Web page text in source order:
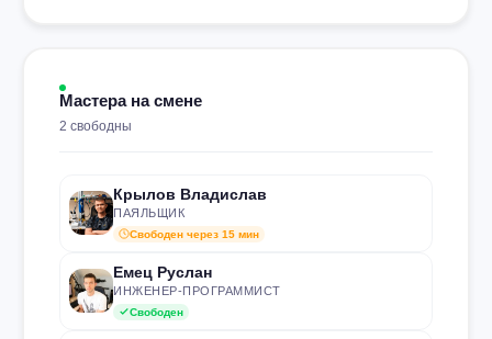
Мастера на смене
2 свободны
Крылов Владислав
ПАЯЛЬЩИК
Свободен через 15 мин
Емец Руслан
ИНЖЕНЕР-ПРОГРАММИСТ
Свободен